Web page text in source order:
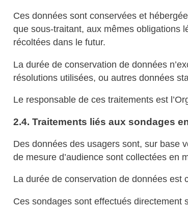
Ces données sont conservées et
que sous-traitant, aux mêmes obligations
récoltées dans le futur.
La durée de conservation de données
résolutions utilisées, ou autres données
Le responsable de ces traitements est
2.4. Traitements liés aux sondages
Des données des usagers sont, sur base
de mesure d’audience sont collectées en
La durée de conservation de données est
Ces sondages sont effectués directement